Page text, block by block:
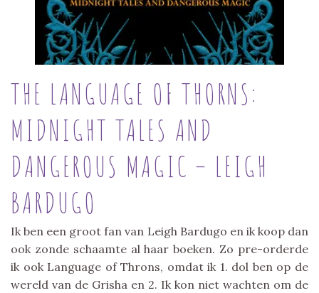
THE LANGUAGE OF THORNS:
MIDNIGHT TALES AND
DANGEROUS MAGIC – LEIGH
BARDUGO
Ik ben een groot fan van Leigh Bardugo en ik koop dan
ook zonde schaamte al haar boeken. Zo pre-orderde
ik ook Language of Throns, omdat ik 1. dol ben op de
wereld van de Grisha en 2. Ik kon niet wachten om de